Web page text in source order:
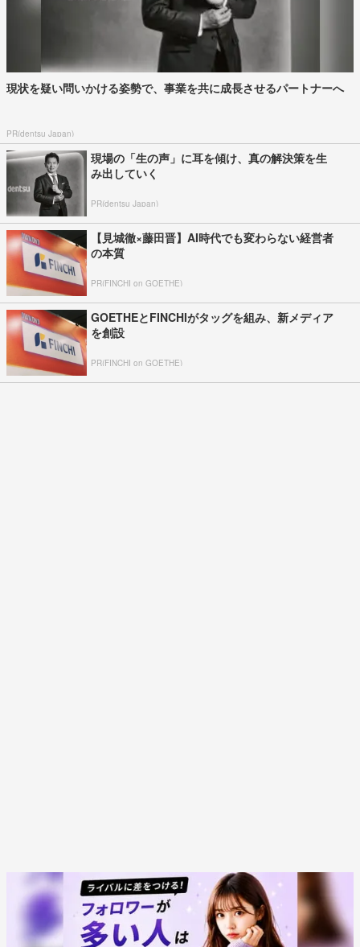
現状を疑い問いかける姿勢で、事業を共に成長させるパートナーへ
PR(dentsu Japan)
現場の「生の声」に耳を傾け、真の解決策を生
み出していく
PR(dentsu Japan)
【見城徹×藤田晋】AI時代でも変わらない経営者
の本質
PR(FINCHI on GOETHE)
GOETHEとFINCHIがタッグを組み、新メディア
を創設
PR(FINCHI on GOETHE)